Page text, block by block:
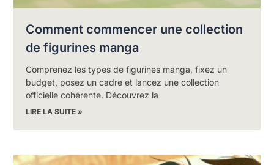
Comment commencer une collection
de figurines manga
Comprenez les types de figurines manga, fixez un
budget, posez un cadre et lancez une collection
officielle cohérente. Découvrez la
LIRE LA SUITE »